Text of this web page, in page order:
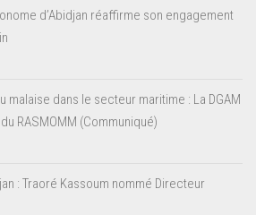
d’Abidjan réaffirme son engagement
malaise dans le secteur maritime : La DGAM
RASMOMM (Communiqué)
: Traoré Kassoum nommé Directeur